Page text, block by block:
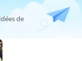
de